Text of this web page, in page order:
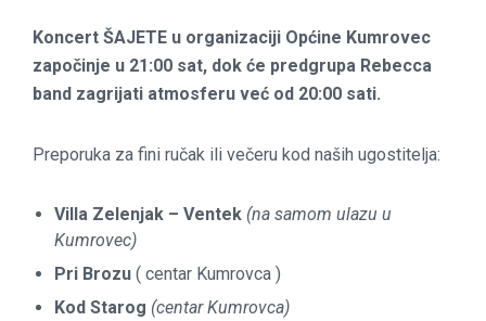
Koncert ŠAJETE u organizaciji Općine Kumrovec
započinje u 21:00 sat, dok će predgrupa Rebecca
band zagrijati atmosferu već od 20:00 sati.
Preporuka za fini ručak ili večeru kod naših ugostitelja:
Villa Zelenjak – Ventek (na samom ulazu u
Kumrovec)
Pri Brozu ( centar Kumrovca )
Kod Starog (centar Kumrovca)